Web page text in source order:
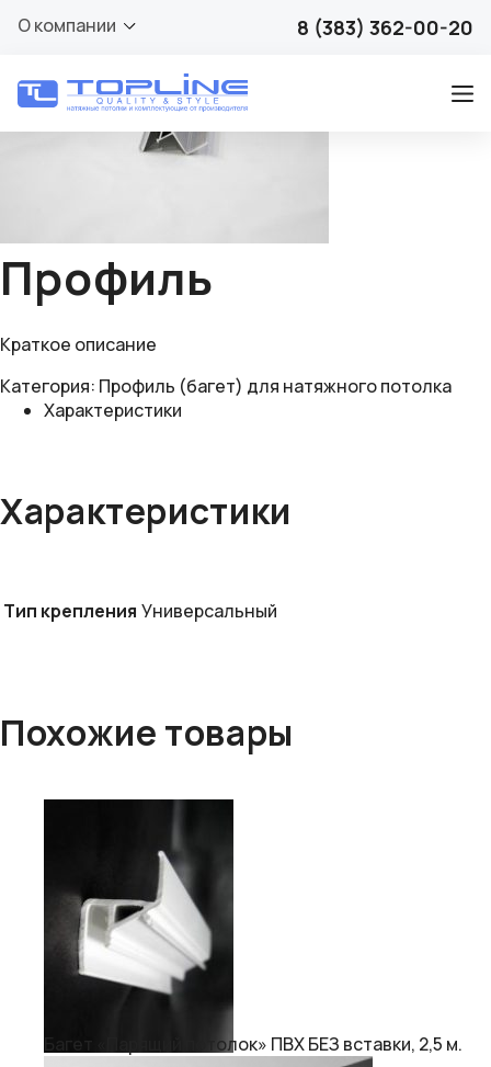
О компании 8 (383) 362-00-20
Профиль
Краткое описание
Категория: Профиль (багет) для натяжного потолка
Характеристики
Характеристики
Тип крепления Универсальный
Похожие товары
Багет «Парящий потолок» ПВХ БЕЗ вставки, 2,5 м.